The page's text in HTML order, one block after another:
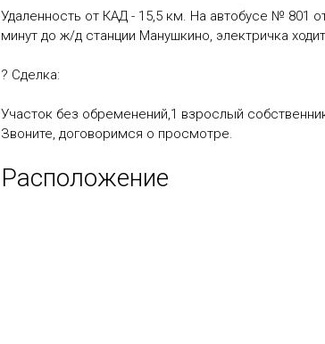
Удаленность от КАД - 15,5 км. На автобусе № 801
минут до ж/д станции Манушкино, электричка
? Сделка:
Участок без обременений,1 взрослый
Звоните, договоримся о просмотре.
Расположение